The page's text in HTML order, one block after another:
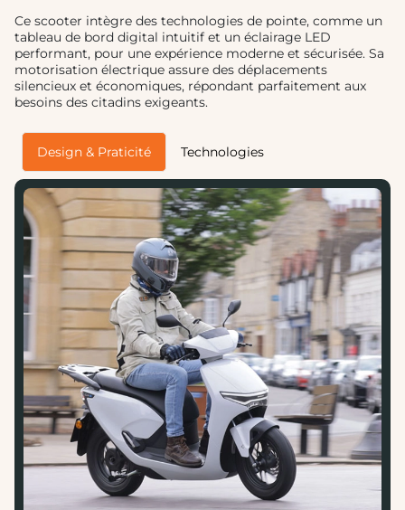
Ce scooter intègre des technologies de pointe, comme un
tableau de bord digital intuitif et un éclairage LED
performant, pour une expérience moderne et sécurisée. Sa
motorisation électrique assure des déplacements
silencieux et économiques, répondant parfaitement aux
besoins des citadins exigeants.
Design & Praticité Technologies